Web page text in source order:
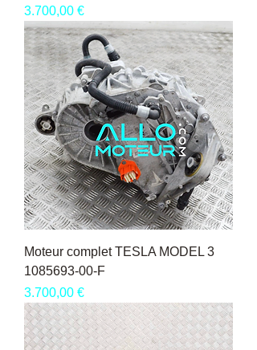
Pris
3.700,00 €
Moteur complet TESLA MODEL 3
1085693-00-F
Pris
3.700,00 €